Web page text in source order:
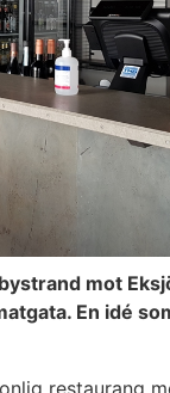
mot
En idé